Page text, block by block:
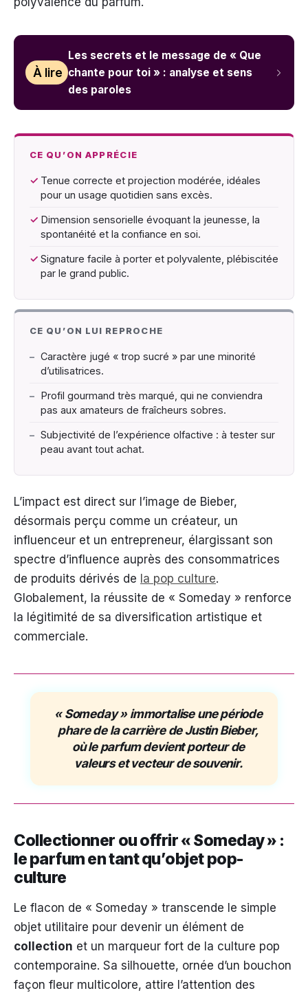
À lire
Les secrets et le message de « Que
chante pour toi » : analyse et sens
des paroles
CE QU’ON APPRÉCIE
✓ Tenue correcte et projection modérée, idéales
pour un usage quotidien sans excès.
✓ Dimension sensorielle évoquant la jeunesse, la
spontanéité et la confiance en soi.
✓ Signature facile à porter et polyvalente, plébiscitée
par le grand public.
CE QU’ON LUI REPROCHE
– Caractère jugé « trop sucré » par une minorité
d’utilisatrices.
– Profil gourmand très marqué, qui ne conviendra
pas aux amateurs de fraîcheurs sobres.
– Subjectivité de l’expérience olfactive : à tester sur
peau avant tout achat.
L’impact est direct sur l’image de Bieber,
désormais perçu comme un créateur, un
influenceur et un entrepreneur, élargissant son
spectre d’influence auprès des consommatrices
de produits dérivés de la pop culture.
Globalement, la réussite de « Someday » renforce
la légitimité de sa diversification artistique et
commerciale.
« Someday » immortalise une période
phare de la carrière de Justin Bieber,
où le parfum devient porteur de
valeurs et vecteur de souvenir.
Collectionner ou offrir « Someday » :
le parfum en tant qu’objet pop-
culture
Le flacon de « Someday » transcende le simple
objet utilitaire pour devenir un élément de
collection et un marqueur fort de la culture pop
contemporaine. Sa silhouette, ornée d’un bouchon
façon fleur multicolore, attire l’attention des